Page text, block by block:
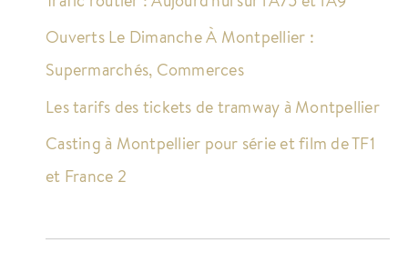
Ouverts Le Dimanche À Montpellier :
Supermarchés, Commerces
Les tarifs des tickets de tramway à Montpellier
Casting à Montpellier pour série et film de TF1
et France 2